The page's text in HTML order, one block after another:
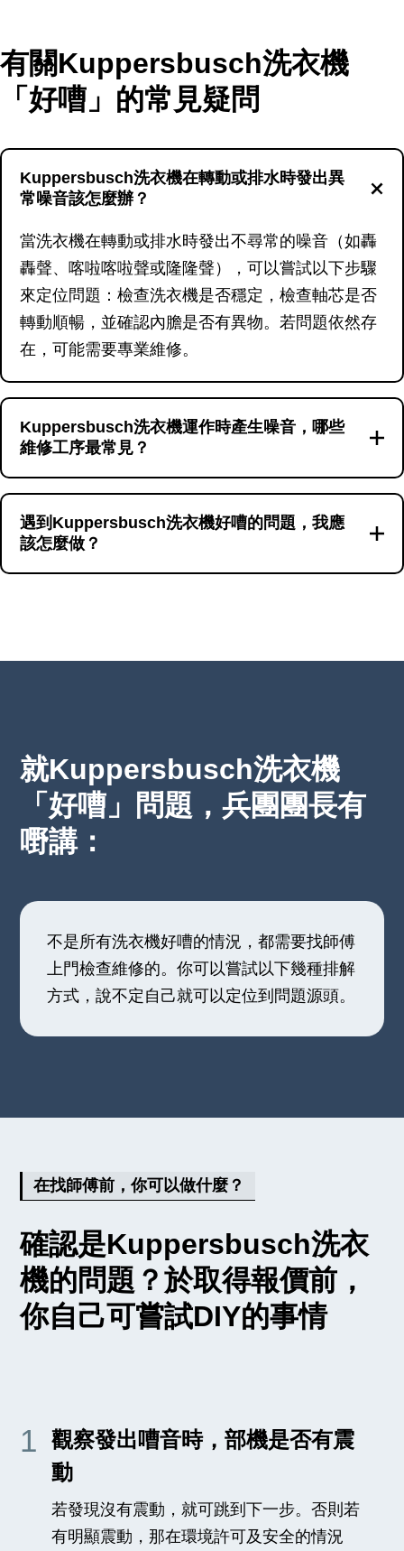
有關Kuppersbusch洗衣機
「好嘈」的常見疑問
Kuppersbusch洗衣機在轉動或排水時發出異
常噪音該怎麼辦？
當洗衣機在轉動或排水時發出不尋常的噪音（如轟
轟聲、喀啦喀啦聲或隆隆聲），可以嘗試以下步驟
來定位問題：檢查洗衣機是否穩定，檢查軸芯是否
轉動順暢，並確認內膽是否有異物。若問題依然存
在，可能需要專業維修。
Kuppersbusch洗衣機運作時產生噪音，哪些
維修工序最常見？
對於洗衣機運作時產生的噪音，最常見的維修工序
包括清理內膽異物、清理排水系統、更換排水泵、
更換摩打、更換避震器等。不同品牌和型號的洗衣
機可能會有不同的維修需求和費用。
遇到Kuppersbusch洗衣機好嘈的問題，我應
該怎麼做？
就Kuppersbusch洗衣機
「好嘈」問題，兵團團長有
嘢講：
不是所有洗衣機好嘈的情況，都需要找師傅
上門檢查維修的。你可以嘗試以下幾種排解
方式，說不定自己就可以定位到問題源頭。
在找師傅前，你可以做什麼？
確認是Kuppersbusch洗衣
機的問題？於取得報價前，
你自己可嘗試DIY的事情
1
觀察發出嘈音時，部機是否有震
動
若發現沒有震動，就可跳到下一步。否則若
有明顯震動，那在環境許可及安全的情況